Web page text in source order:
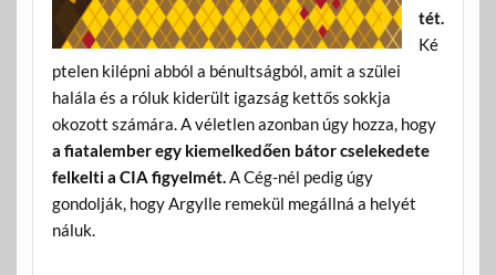
tét.
Ké
ptelen kilépni abból a bénultságból, amit a szülei
halála és a róluk kiderült igazság kettős sokkja
okozott számára. A véletlen azonban úgy hozza, hogy
a fiatalember egy kiemelkedően bátor cselekedete
felkelti a CIA figyelmét.A Cég-nél pedig úgy
gondolják, hogy Argylle remekül megállná a helyét
náluk.